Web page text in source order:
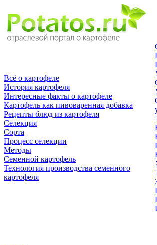
Всё о картофеле
История картофеля
Интересные факты о картофеле
Картофель как пивоваренная добавка
Рецепты блюд из картофеля
Селекция
Сорта
Процесс селекции
Методы
Семенной картофель
Технология производства семенного
картофеля